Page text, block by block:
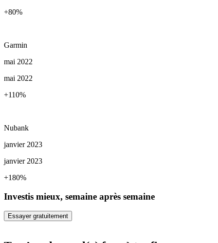
+80%
Garmin
mai 2022
mai 2022
+110%
Nubank
janvier 2023
janvier 2023
+180%
Investis mieux, semaine après semaine
Essayer gratuitement